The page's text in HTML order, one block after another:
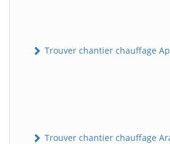
Trouver chantier chauffage
Trouver chantier chauffage